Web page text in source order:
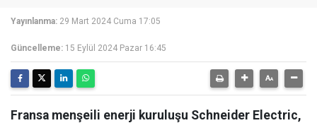
Yayınlanma: 29 Mart 2024 Cuma 17:05
Güncelleme: 15 Eylül 2024 Pazar 16:45
Fransa menşeili enerji kuruluşu Schneider Electric,